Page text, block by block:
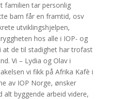
familien tar personlig
barn får en framtid, osv
utviklingshjelpen,
hos alle i IOP- og
at de til stadighet har trofast
Vi – Lydia og Olav i
vi fikk på Afrika Kafè i
av IOP Norge, ønsker
alt byggende arbeid videre,